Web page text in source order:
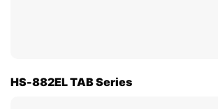
HS-882EL TAB Series